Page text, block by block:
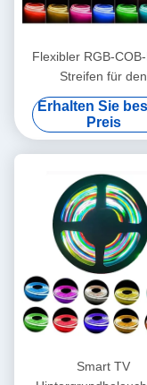
Flexibler RGB-
Streifen für den
Außenbereich, 12 V,
IP67, CCT,
schneidbar
Erhalten Sie
Preis
Smart TV